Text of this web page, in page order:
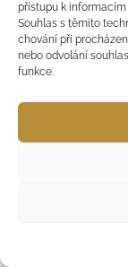
přístupu k
Souhlas s těmito
chování při
nebo odvolání
funkce.